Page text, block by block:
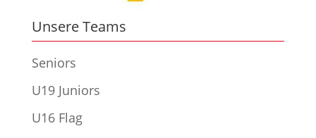
Unsere Teams
Seniors
U19 Juniors
U16 Flag